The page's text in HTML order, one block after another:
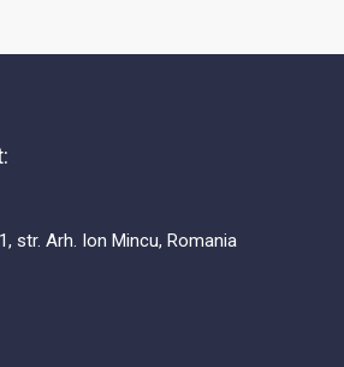
str. Arh. Ion Mincu, Romania